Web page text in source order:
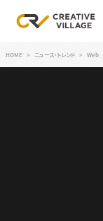
ACCOUNT
HOME ニュース・トレンド Web